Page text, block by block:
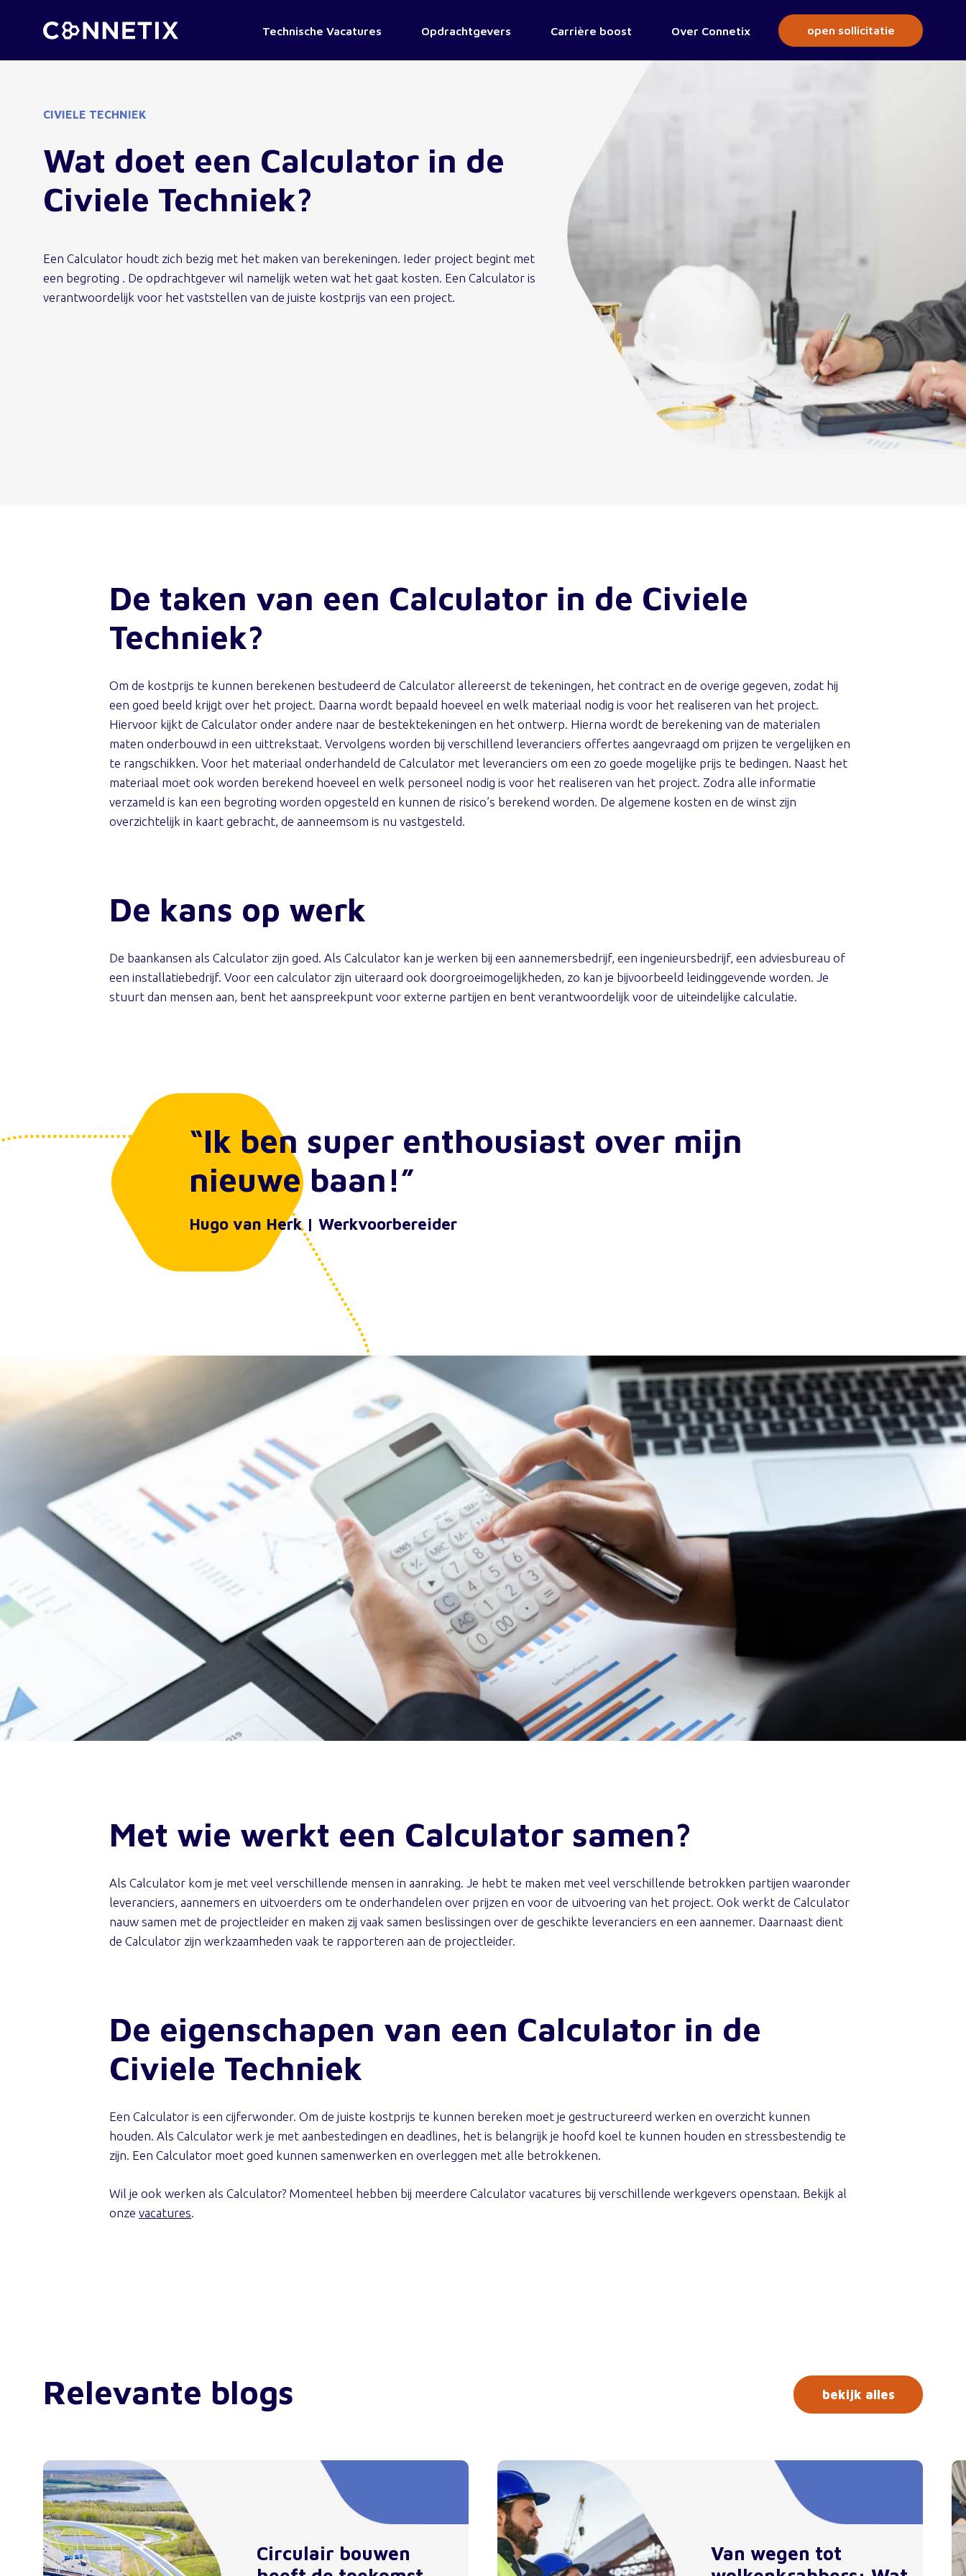
Technische Vacatures Opdrachtgevers Carrière boost Over Connetix open sollicitatie
CIVIELE TECHNIEK
Wat doet een Calculator in de
Civiele Techniek?
Een Calculator houdt zich bezig met het maken van berekeningen. Ieder project begint met
een begroting . De opdrachtgever wil namelijk weten wat het gaat kosten. Een Calculator is
verantwoordelijk voor het vaststellen van de juiste kostprijs van een project.
De taken van een Calculator in de Civiele
Techniek?
Om de kostprijs te kunnen berekenen bestudeerd de Calculator allereerst de tekeningen, het contract en de overige gegeven, zodat hij
een goed beeld krijgt over het project. Daarna wordt bepaald hoeveel en welk materiaal nodig is voor het realiseren van het project.
Hiervoor kijkt de Calculator onder andere naar de bestektekeningen en het ontwerp. Hierna wordt de berekening van de materialen
maten onderbouwd in een uittrekstaat. Vervolgens worden bij verschillend leveranciers offertes aangevraagd om prijzen te vergelijken en
te rangschikken. Voor het materiaal onderhandeld de Calculator met leveranciers om een zo goede mogelijke prijs te bedingen. Naast het
materiaal moet ook worden berekend hoeveel en welk personeel nodig is voor het realiseren van het project. Zodra alle informatie
verzameld is kan een begroting worden opgesteld en kunnen de risico’s berekend worden. De algemene kosten en de winst zijn
overzichtelijk in kaart gebracht, de aanneemsom is nu vastgesteld.
De kans op werk
De baankansen als Calculator zijn goed. Als Calculator kan je werken bij een aannemersbedrijf, een ingenieursbedrijf, een adviesbureau of
een installatiebedrijf. Voor een calculator zijn uiteraard ook doorgroeimogelijkheden, zo kan je bijvoorbeeld leidinggevende worden. Je
stuurt dan mensen aan, bent het aanspreekpunt voor externe partijen en bent verantwoordelijk voor de uiteindelijke calculatie.
“Ik ben super enthousiast over mijn
nieuwe baan!”
Hugo van Herk | Werkvoorbereider
Met wie werkt een Calculator samen?
Als Calculator kom je met veel verschillende mensen in aanraking. Je hebt te maken met veel verschillende betrokken partijen waaronder
leveranciers, aannemers en uitvoerders om te onderhandelen over prijzen en voor de uitvoering van het project. Ook werkt de Calculator
nauw samen met de projectleider en maken zij vaak samen beslissingen over de geschikte leveranciers en een aannemer. Daarnaast dient
de Calculator zijn werkzaamheden vaak te rapporteren aan de projectleider.
De eigenschapen van een Calculator in de
Civiele Techniek
Een Calculator is een cijferwonder. Om de juiste kostprijs te kunnen bereken moet je gestructureerd werken en overzicht kunnen
houden. Als Calculator werk je met aanbestedingen en deadlines, het is belangrijk je hoofd koel te kunnen houden en stressbestendig te
zijn. Een Calculator moet goed kunnen samenwerken en overleggen met alle betrokkenen.
Wil je ook werken als Calculator? Momenteel hebben bij meerdere Calculator vacatures bij verschillende werkgevers openstaan. Bekijk al
onze vacatures
Relevante blogs bekijk alles
Circulair bouwen
Van wegen tot